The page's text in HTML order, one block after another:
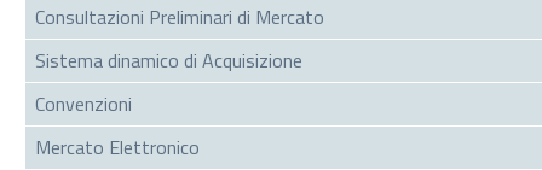
Consultazioni Preliminari di Mercato
Sistema dinamico di Acquisizione
Convenzioni
Mercato Elettronico